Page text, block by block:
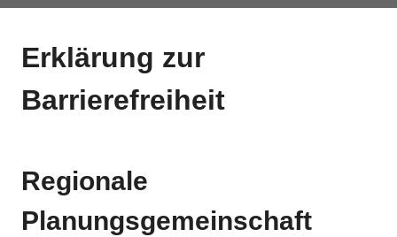
Erklärung zur
Barrierefreiheit
Regionale
Planungsgemeinschaft